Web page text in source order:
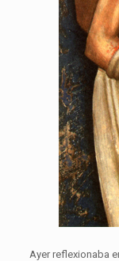
Ayer reflexionaba